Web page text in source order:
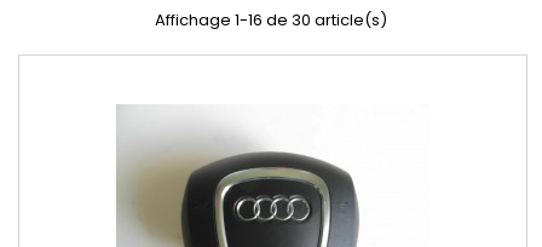
Affichage 1-16 de 30 article(s)